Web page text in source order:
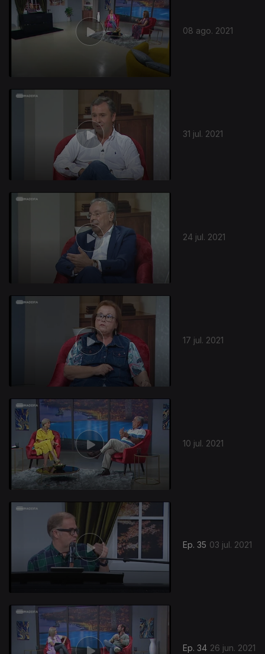
08 ago. 2021
31 jul. 2021
24 jul. 2021
559871
17 jul. 2021
10 jul. 2021
Ep. 35 03 jul. 2021
Ep. 34 26 jun. 2021